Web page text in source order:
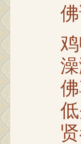
佛
鸡
澡
佛
低
贤